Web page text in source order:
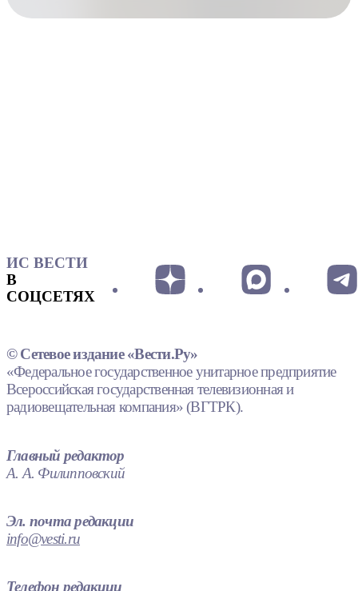
ИС ВЕСТИ
В
СОЦСЕТЯХ
© Сетевое издание «Вести.Ру»
«Федеральное государственное унитарное предприятие
Всероссийская государственная телевизионная и
радиовещательная компания» (ВГТРК).
Главный редактор
А. А. Филипповский
Эл. почта редакции
info@vesti.ru
Телефон редакции